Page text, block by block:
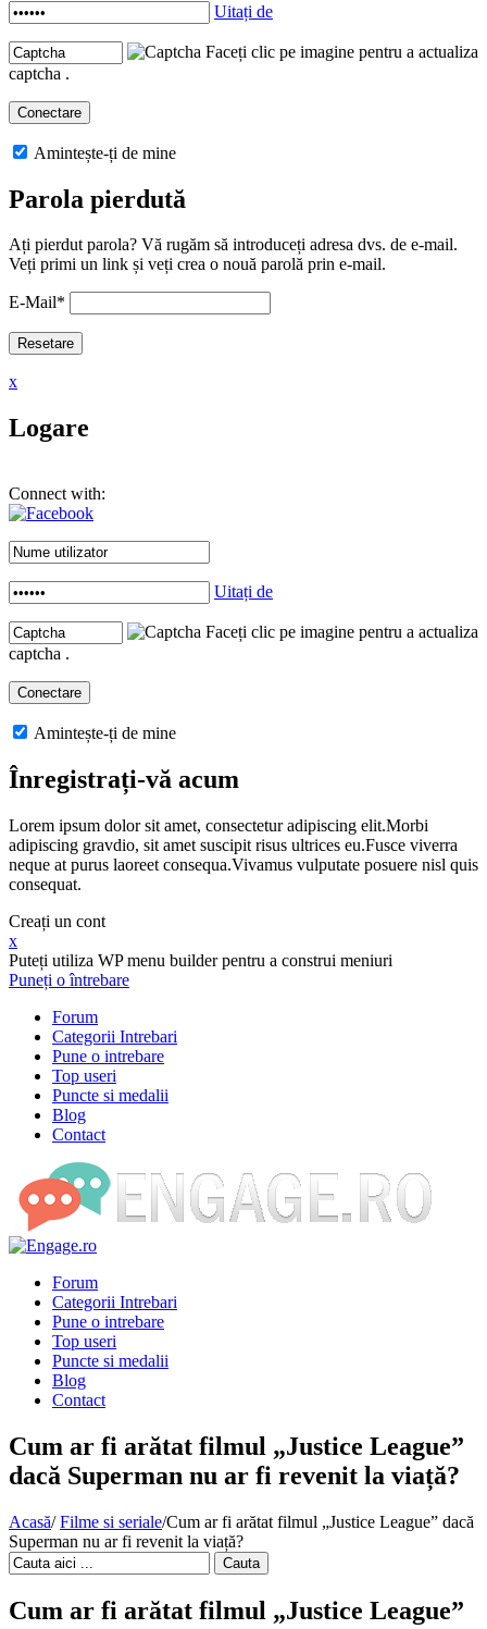
Uitați de
Faceți clic pe imagine pentru a actualiza
captcha .
Amintește-ți de mine
Parola pierdută
Ați pierdut parola? Vă rugăm să introduceți adresa dvs. de e-mail.
Veți primi un link și veți crea o nouă parolă prin e-mail.
E-Mail*
x
Logare
Connect with:
Uitați de
Faceți clic pe imagine pentru a actualiza
captcha .
Amintește-ți de mine
Înregistrați-vă acum
Lorem ipsum dolor sit amet, consectetur adipiscing elit.Morbi
adipiscing gravdio, sit amet suscipit risus ultrices eu.Fusce viverra
neque at purus laoreet consequa.Vivamus vulputate posuere nisl quis
consequat.
Creați un cont
x
Puteți utiliza WP menu builder pentru a construi meniuri
Puneți o întrebare
Forum
Categorii Intrebari
Pune o intrebare
Top useri
Puncte si medalii
Blog
Contact
Forum
Categorii Intrebari
Pune o intrebare
Top useri
Puncte si medalii
Blog
Contact
Cum ar fi arătat filmul „Justice League”
dacă Superman nu ar fi revenit la viață?
Acasă/ Filme si seriale/Cum ar fi arătat filmul „Justice League” dacă
Superman nu ar fi revenit la viață?
Cauta
Cum ar fi arătat filmul „Justice League”